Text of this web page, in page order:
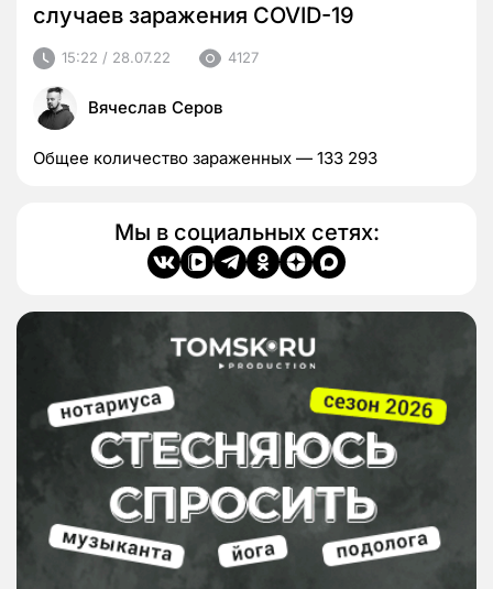
случаев заражения COVID-19
15:22 / 28.07.22 4127
Вячеслав Серов
Общее количество зараженных — 133 293
Мы в социальных сетях: